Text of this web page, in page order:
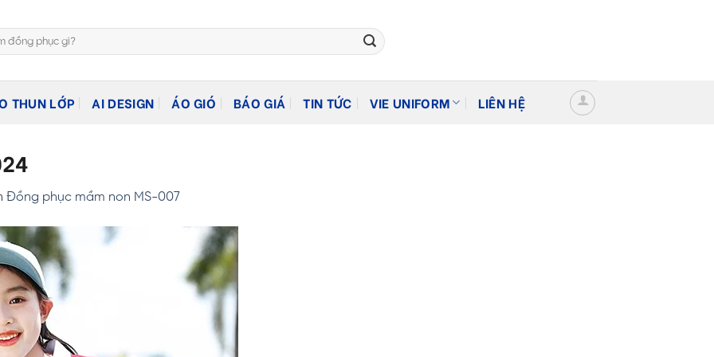
THUN LỚP AI DESIGN ÁO GIÓ BÁO GIÁ TIN TỨC VIE UNIFORM LIÊN HỆ
Đồng phục mầm non MS-007